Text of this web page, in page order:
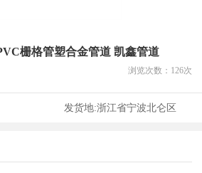
栅格管塑合金管道 凯鑫管道
浏览次数： 126次
发货地:浙江省宁波北仑区